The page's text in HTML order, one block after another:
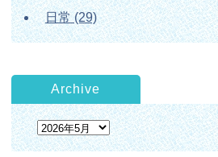
日常 (29)
Archive